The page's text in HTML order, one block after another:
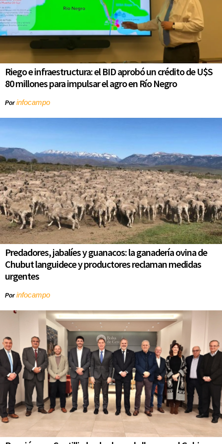
Riego e infraestructura: el BID aprobó un crédito de U$S
80 millones para impulsar el agro en Río Negro
Porinfocampo
Predadores, jabalíes y guanacos: la ganadería ovina de
Chubut languidece y productores reclaman medidas
urgentes
Porinfocampo